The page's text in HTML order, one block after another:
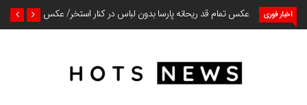
اخبار فوری عکس تمام قد ریحانه پارسا بدون لباس در کنار استخر/ عکس